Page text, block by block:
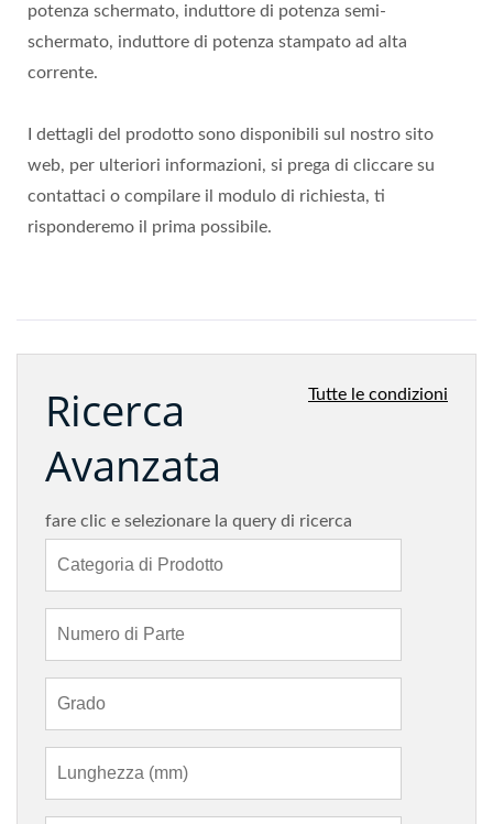
potenza schermato, induttore di potenza semi-
schermato, induttore di potenza stampato ad alta
corrente.
I dettagli del prodotto sono disponibili sul nostro sito
web, per ulteriori informazioni, si prega di cliccare su
contattaci o compilare il modulo di richiesta, ti
risponderemo il prima possibile.
Tutte le condizioni
Ricerca
Avanzata
fare clic e selezionare la query di ricerca